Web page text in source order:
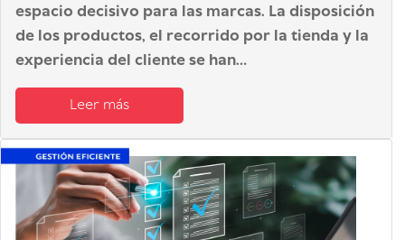
espacio decisivo para las marcas. La disposición
de los productos, el recorrido por la tienda y la
experiencia del cliente se han...
Leer más